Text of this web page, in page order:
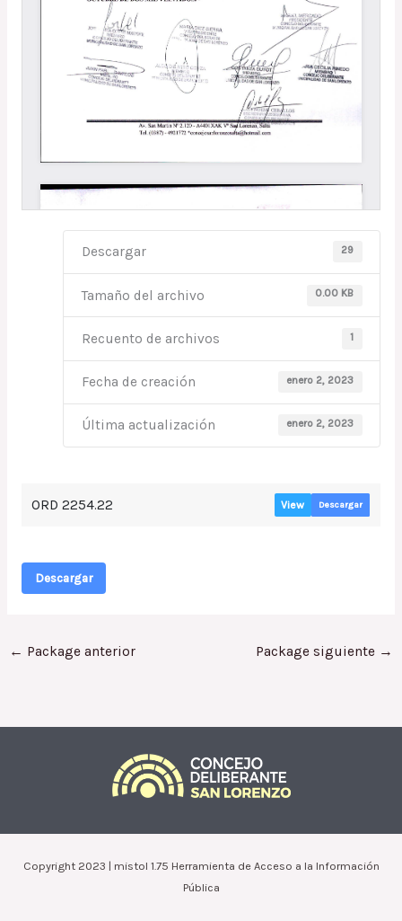
Descargar 29
Tamaño del archivo 0.00 KB
Recuento de archivos 1
Fecha de creación enero 2, 2023
Última actualización enero 2, 2023
ORD 2254.22 View Descargar
Descargar
← Package anterior Package siguiente →
Copyright 2023 | mistol 1.75 Herramienta de Acceso a la Información
Pública